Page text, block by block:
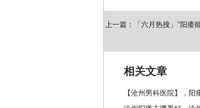
上一篇：「六月热搜」"阳痿
相关文章
【沧州男科医院】，阳